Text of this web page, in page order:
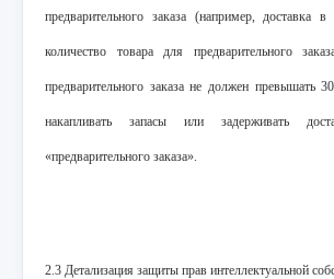
предварительного заказа (например, доставка
количество товара для предварительного
предварительного заказа не должен превышать
накапливать запасы или задерживать
«предварительного заказа».
2.3 Детализация защиты прав интеллектуальной